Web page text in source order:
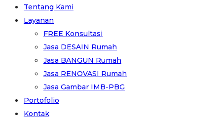
Tentang Kami
Layanan
FREE Konsultasi
Jasa DESAIN Rumah
Jasa BANGUN Rumah
Jasa RENOVASI Rumah
Jasa Gambar IMB-PBG
Portofolio
Kontak